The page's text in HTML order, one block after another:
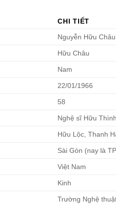
CHI TIẾT
Nguyễn Hữu Châu
Hữu Châu
Nam
22/01/1966
58
Nghệ sĩ Hữu
Hữu Lộc, Thanh
Sài Gòn (nay là
Việt Nam
Kinh
Trường Nghệ